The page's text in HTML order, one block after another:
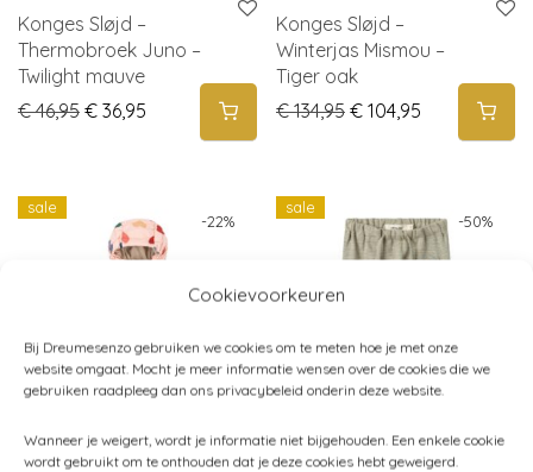
Cookievoorkeuren
Bij Dreumesenzo gebruiken we cookies om te meten hoe je met onze
website omgaat. Mocht je meer informatie wensen over de cookies die we
gebruiken raadpleeg dan ons privacybeleid onderin deze website.
Wanneer je weigert, wordt je informatie niet bijgehouden. Een enkele cookie
wordt gebruikt om te onthouden dat je deze cookies hebt geweigerd.
Konges Sløjd –
Thermobroek Juno –
Twilight mauve
€46,95 Original price was: € 46,95.
€ 36,95 Current price is: € 36,95.
Konges Sløjd –
Winterjas Mismou –
Tiger oak
€134,95 Original price was: €
€ 104,95 Current
-22%
sale
Konges Sløjd –
-50%
sale
Lil’ Atelier – Broek Feng